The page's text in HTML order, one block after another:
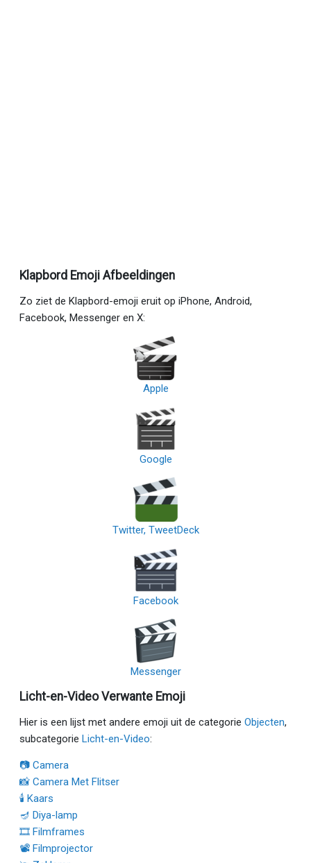
Klapbord Emoji Afbeeldingen
Zo ziet de Klapbord-emoji eruit op iPhone, Android,
Facebook, Messenger en X:
Apple
Google
Twitter, TweetDeck
Facebook
Messenger
Licht-en-Video Verwante Emoji
Hier is een lijst met andere emoji uit de categorie Objecten,
subcategorie Licht-en-Video:
📷 Camera
📸 Camera Met Flitser
🕯 Kaars
🪔 Diya-lamp
🎞 Filmframes
📽 Filmprojector